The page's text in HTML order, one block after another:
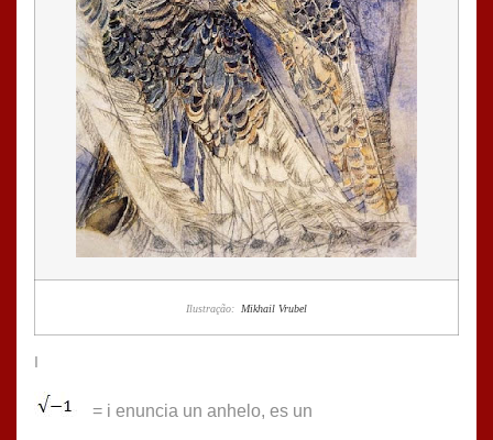
Ilustração: Mikhail Vrubel
I
= i enuncia un anhelo, es un